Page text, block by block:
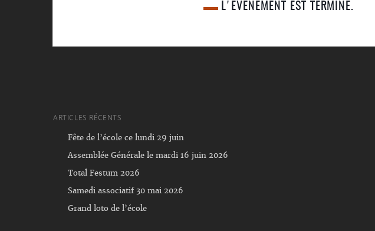
L'ÉVÉNEMENT EST TERMINÉ.
ARTICLES RÉCENTS
Fête de l’école ce lundi 29 juin
Assemblée Générale le mardi 16 juin 2026
Total Festum 2026
Samedi associatif 30 mai 2026
Grand loto de l’école